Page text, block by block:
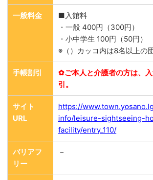
一般料金
■入館料
・一般 400円（300円）
・小中学生 100円（50円）
※（）カッコ内は8名以上の
手帳割引
✿ご本人と介護者の方は、
引。
サイト
URL
https://
info/leisure-sightseeing-
facility/entry_110/
バリアフ
リー
－